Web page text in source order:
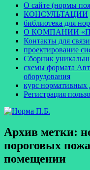
О сайте (нормы
КОНСУЛЬТАЦИИ
библиотека для
О КОМПАНИИ
Контакты для
проектирование
Сборник
схемы формата
оборудования
курс нормативных
Регистрация
Архив метки:
пороговых
помещении